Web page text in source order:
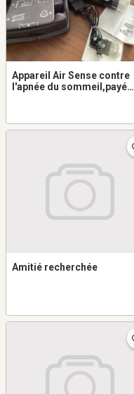
Appareil Air Sense contre
l'apnée du sommeil,payé
seulement.
Amitié recherchée